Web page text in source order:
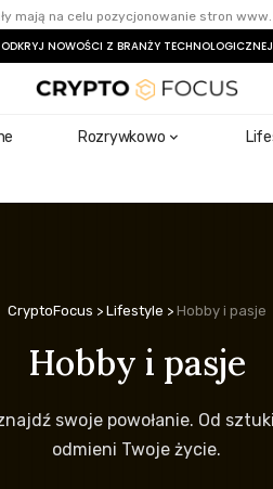
mają na celu pozycjonowanie stron
ODKRYJ NOWOŚCI Z BRANŻY TECHNOLOGICZNEJ
Rozrywkowo
CryptoFocus > Lifestyle > Hobby i pasje
Hobby i pasje
swoje powołanie. Od
odmieni Twoje życie.